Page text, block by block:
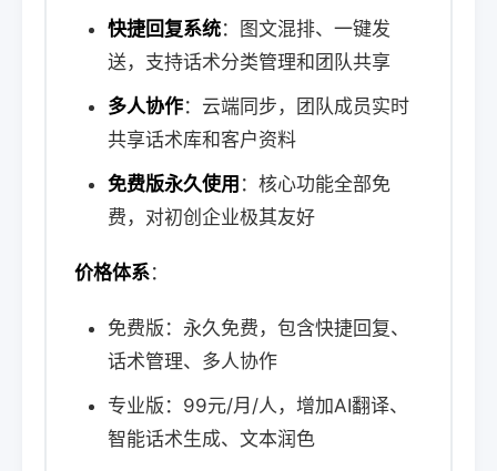
快捷回复系统：图文混排、一键发
送，支持话术分类管理和团队共享
多人协作：云端同步，团队成员实时
共享话术库和客户资料
免费版永久使用 ：核心功能全部免
费，对初创企业极其友好
价格体系：
免费版：永久免费，包含快捷回复、
话术管理、多人协作
专业版：99元/月/人，增加AI翻译、
智能话术生成、文本润色